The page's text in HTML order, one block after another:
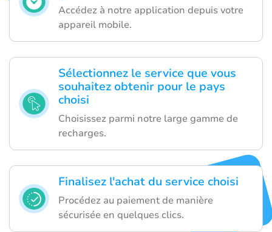
Accédez à notre application depuis votre
appareil mobile.
Sélectionnez le service que vous
souhaitez obtenir pour le pays
choisi
Choisissez parmi notre large gamme de
recharges.
Finalisez l'achat du service choisi
Procédez au paiement de manière
sécurisée en quelques clics.